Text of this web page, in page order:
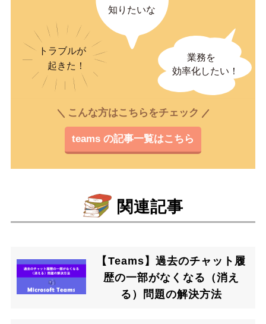
こんな方はこちらをチェック
teams の記事一覧はこちら
関連記事
【Teams】過去のチャット履
歴の一部がなくなる（消え
る）問題の解決方法